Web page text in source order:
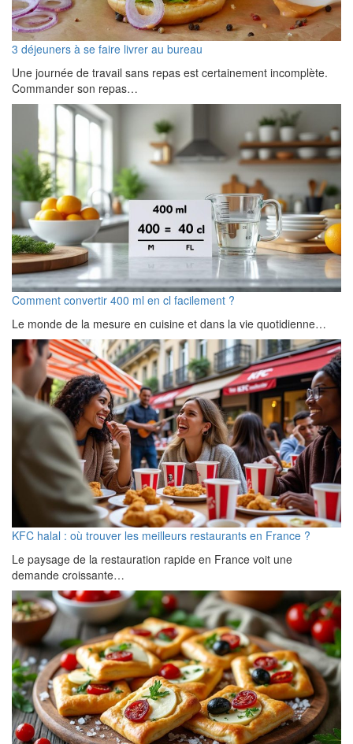
3 déjeuners à se faire livrer au bureau
Une journée de travail sans repas est certainement incomplète.
Commander son repas…
Comment convertir 400 ml en cl facilement ?
Le monde de la mesure en cuisine et dans la vie quotidienne…
KFC halal : où trouver les meilleurs restaurants en France ?
Le paysage de la restauration rapide en France voit une
demande croissante…